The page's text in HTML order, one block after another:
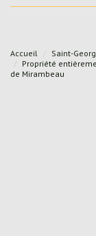
Accueil
Saint-
Propriété
de Mirambeau